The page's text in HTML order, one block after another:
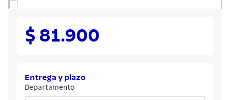
$ 81.900
Entrega y plazo
Departamento
7.
juego cuchillos
cuchillo